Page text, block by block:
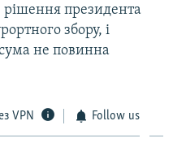
рішення президента
збору, і
не повинна
VPN Follow us